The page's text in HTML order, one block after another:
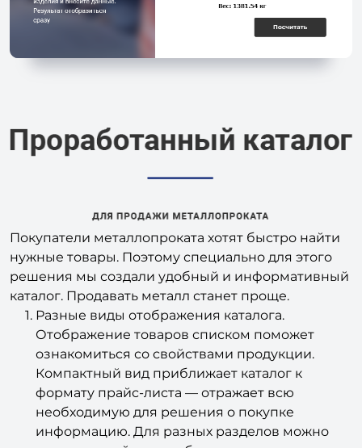
Покупатели металлопроката хотят быстро найти
нужные товары. Поэтому специально для этого
решения мы создали удобный и информативный
каталог. Продавать металл станет проще.
Разные виды отображения каталога.
Отображение товаров списком поможет
ознакомиться со свойствами продукции.
Компактный вид приближает каталог к
формату прайс-листа — отражает всю
необходимую для решения о покупке
информацию. Для разных разделов можно